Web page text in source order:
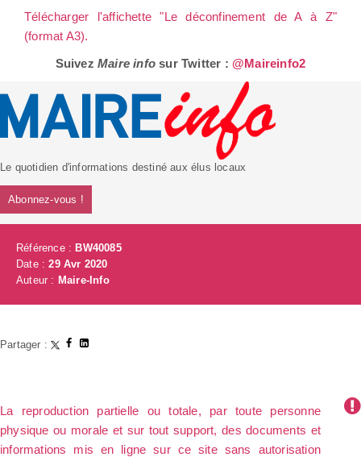
Télécharger l'affichette "Le déconfinement de A à Z"
(format A3).
SuivezMaire info sur Twitter : @Maireinfo2
Le quotidien d'informations destiné aux élus locaux
Abonnez-vous !
Référence : BW40085
Date :29 Avr 2020
Auteur : Maire-Info
Partager :
La reproduction partielle ou totale, par toute personne
physique ou morale et sur tout support, des documents et
informations mis en ligne sur ce site sans autorisation